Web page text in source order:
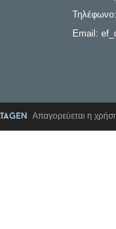
Email:
Απαγορεύεται η